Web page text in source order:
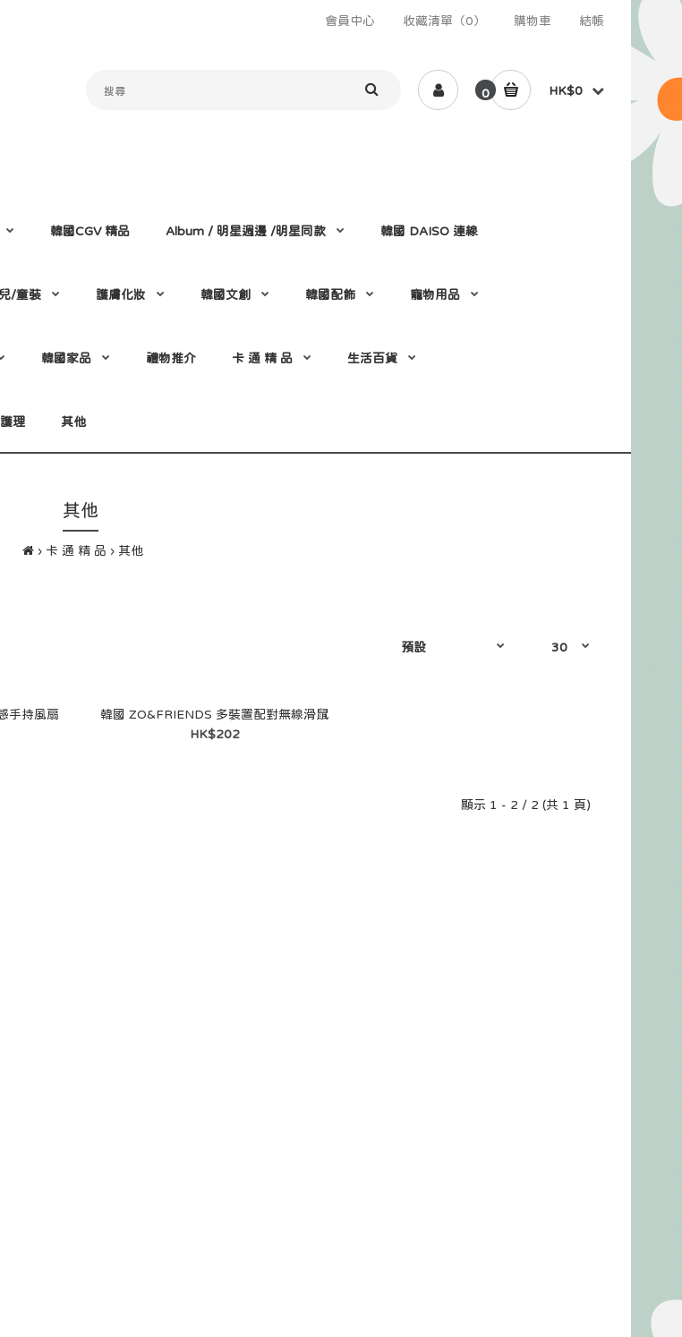
會員中心 收藏清單（0） 購物車 結帳
0 HK$0
韓國CGV 精品 Album / 明星週邊 /明星同款 韓國 DAISO 連線
/童裝 護膚化妝 韓國文創 韓國配飾 寵物用品
韓國家品 禮物推介 卡 通 精 品 生活百貨
理 其他
其他
卡 通 精 品 其他
手持風扇
韓國 ZO&FRIENDS 多裝置配對無線滑鼠
HK$202
顯示 1 - 2 / 2 (共 1 頁)